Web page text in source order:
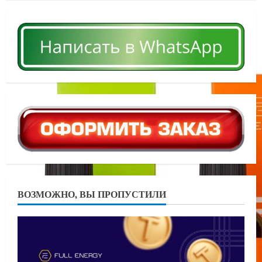
ВОЗМОЖНО, ВЫ ПРОПУСТИЛИ